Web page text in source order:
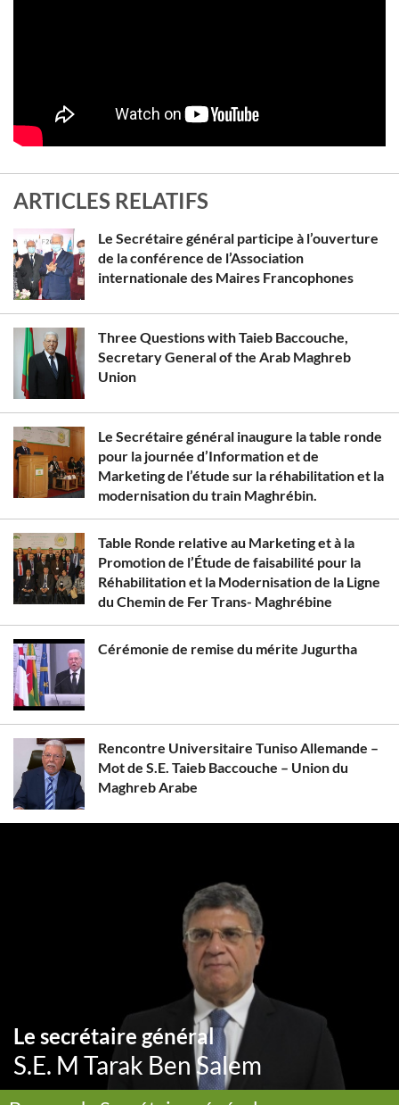
ARTICLES RELATIFS
Le Secrétaire général participe à l’ouverture
de la conférence de l’Association
internationale des Maires Francophones
Three Questions with Taieb Baccouche,
Secretary General of the Arab Maghreb
Union
Le Secrétaire général inaugure la table ronde
pour la journée d’Information et de
Marketing de l’étude sur la réhabilitation et la
modernisation du train Maghrébin.
Table Ronde relative au Marketing et à la
Promotion de l’Étude de faisabilité pour la
Réhabilitation et la Modernisation de la Ligne
du Chemin de Fer Trans- Maghrébine
Cérémonie de remise du mérite Jugurtha
Rencontre Universitaire Tuniso Allemande –
Mot de S.E. Taieb Baccouche – Union du
Maghreb Arabe
Le secrétaire général
S.E. M Tarak Ben Salem